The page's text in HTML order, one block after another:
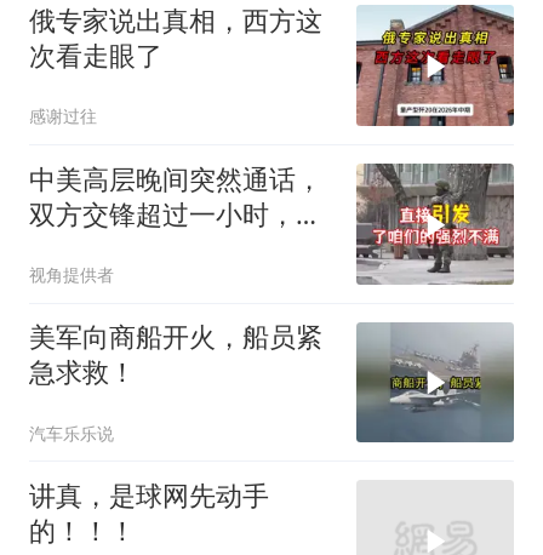
俄专家说出真相，西方这
次看走眼了
感谢过往
中美高层晚间突然通话，
双方交锋超过一小时，美
视角提供者
美军向商船开火，船员紧
急求救！
汽车乐乐说
讲真，是球网先动手
的！！！